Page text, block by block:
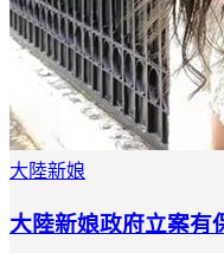
大陸新娘
大陸新娘政府立案有